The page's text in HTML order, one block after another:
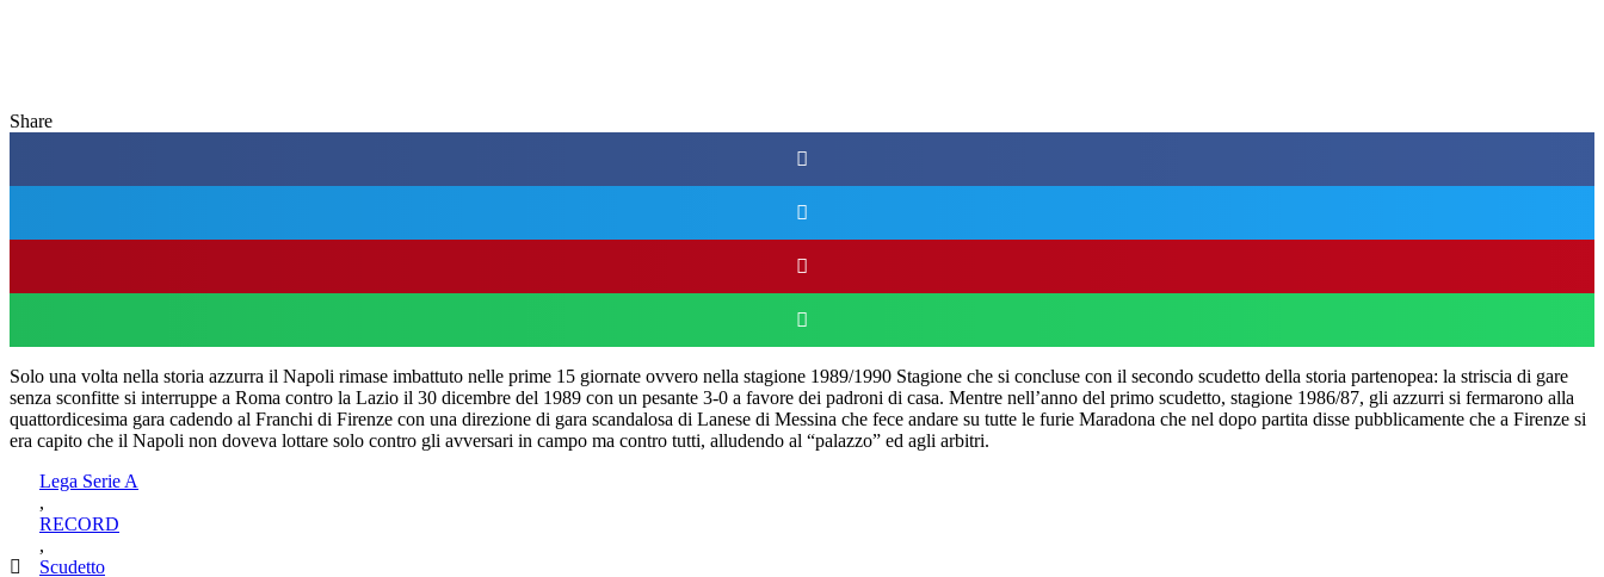
Share
Solo una volta nella storia azzurra il Napoli rimase imbattuto nelle prime 15 giornate ovvero nella stagione 1989/1990 Stagione che si concluse con il secondo scudetto della storia partenopea: la striscia di gare
senza sconfitte si interruppe a Roma contro la Lazio il 30 dicembre del 1989 con un pesante 3-0 a favore dei padroni di casa. Mentre nell’anno del primo scudetto, stagione 1986/87, gli azzurri si fermarono alla
quattordicesima gara cadendo al Franchi di Firenze con una direzione di gara scandalosa di Lanese di Messina che fece andare su tutte le furie Maradona che nel dopo partita disse pubblicamente che a Firenze si
era capito che il Napoli non doveva lottare solo contro gli avversari in campo ma contro tutti, alludendo al “palazzo” ed agli arbitri.
Lega Serie A
,
RECORD
,
Scudetto